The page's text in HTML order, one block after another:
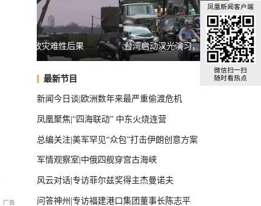
全球汽车前十，中国占了三把椅子
台湾启动汉光演习，学者：制造紧张局势捞预算 专家
最新节目
新闻今日谈|欧洲数年来最严重偷渡危机
凤凰聚焦|“四海联动” 中东火烧连营
总编关注|美军罕见“众包”打击伊朗创意方案
军情观察室|中俄四舰穿宫古海峡
风云对话|专访菲尔兹奖得主杰曼诺夫
问答神州|专访福建港口集团董事长陈志平
凤凰新闻客户端
微信扫一扫
随时看热点